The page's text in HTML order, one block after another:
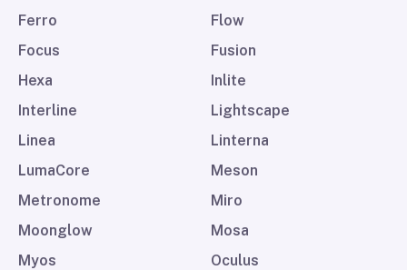
Ferro
Flow
Focus
Fusion
Hexa
Inlite
Interline
Lightscape
Linea
Linterna
LumaCore
Meson
Metronome
Miro
Moonglow
Mosa
Myos
Oculus